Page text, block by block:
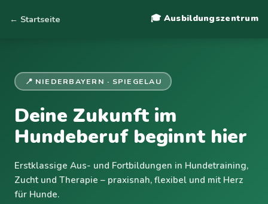
← Startseite 🎓 Ausbildungszentrum
📍 NIEDERBAYERN · SPIEGELAU
Deine Zukunft im
Hundeberuf beginnt hier
Erstklassige Aus- und Fortbildungen in Hundetraining,
Zucht und Therapie – praxisnah, flexibel und mit Herz
für Hunde.